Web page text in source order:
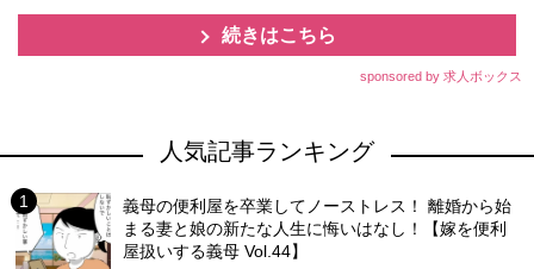
続きはこちら
sponsored by 求人ボックス
人気記事ランキング
義母の便利屋を卒業してノーストレス！ 離婚から始
まる妻と娘の新たな人生に悔いはなし！【嫁を便利
屋扱いする義母 Vol.44】